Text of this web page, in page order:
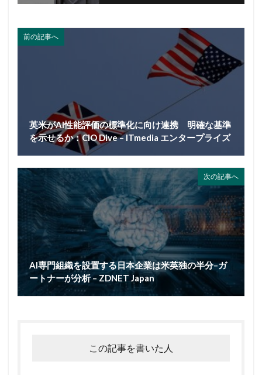
前の記事へ
英米がAI性能評価の標準化に向け連携 明確な基準
を示せるか：CIO Dive – ITmedia エンタープライズ
次の記事へ
AI専門組織を設置する日本企業は米英独の半分–ガ
ートナーが分析 – ZDNET Japan
この記事を書いた人